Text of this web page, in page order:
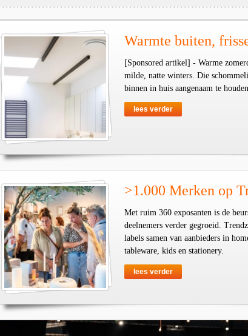
Warmte buiten,
[Sponsored artikel] - Warme
milde, natte winters. Die
binnen in huis aangenaam te
lees verder
>1.000 Merken op
Met ruim 360 exposanten is de
deelnemers verder gegroeid.
labels samen van aanbieders in
tableware, kids en stationery.
lees verder